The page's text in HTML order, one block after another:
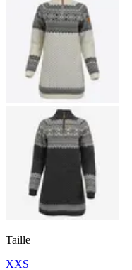
Taille
XXS